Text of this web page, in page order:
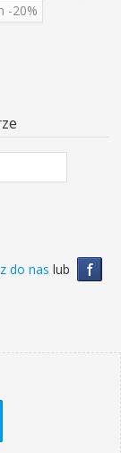
-20%
f
do nas lub